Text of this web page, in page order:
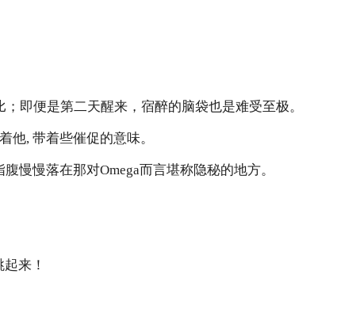
便是第二天醒来，宿醉的脑袋也是难受至极。
, 带着些催促的意味。
慢落在那对Omega而言堪称隐秘的地方。
来！